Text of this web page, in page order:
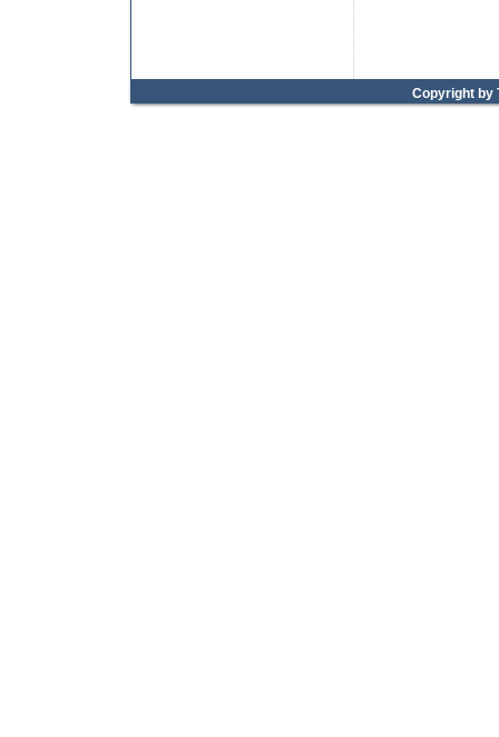
Copyright by